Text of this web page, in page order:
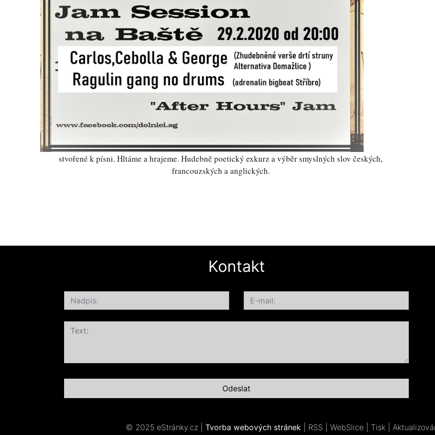
stvořené k písni. Hltáme a hrajeme. Hudebně poetický exkurz a výběr smyslných slov českých,
francouzských a anglických.
Kontakt
© 2025 eStránky.cz Tvorba webových stránek| RSS WebSlice Tisk|